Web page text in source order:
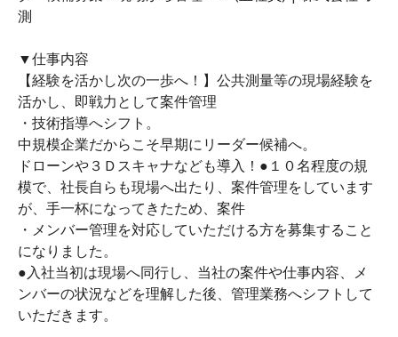
測
▼仕事内容
【経験を活かし次の一歩へ！】公共測量等の現場経験を
活かし、即戦力として案件管理
・技術指導へシフト。
中規模企業だからこそ早期にリーダー候補へ。
ドローンや３Ｄスキャナなども導入！●１０名程度の規
模で、社長自らも現場へ出たり、案件管理をしています
が、手一杯になってきたため、案件
・メンバー管理を対応していただける方を募集すること
になりました。
●入社当初は現場へ同行し、当社の案件や仕事内容、メ
ンバーの状況などを理解した後、管理業務へシフトして
いただきます。